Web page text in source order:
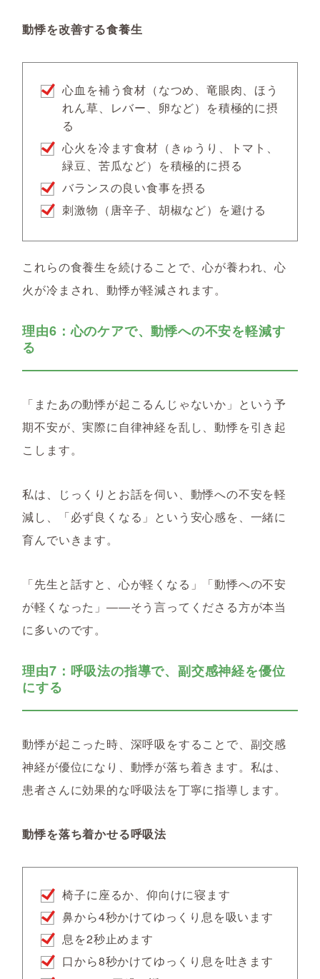
動悸を改善する食養生
心血を補う食材（なつめ、竜眼肉、ほう
れん草、レバー、卵など）を積極的に摂
る
心火を冷ます食材（きゅうり、トマト、
緑豆、苦瓜など）を積極的に摂る
バランスの良い食事を摂る
刺激物（唐辛子、胡椒など）を避ける
これらの食養生を続けることで、心が養われ、心
火が冷まされ、動悸が軽減されます。
理由6：心のケアで、動悸への不安を軽減す
る
「またあの動悸が起こるんじゃないか」という予
期不安が、実際に自律神経を乱し、動悸を引き起
こします。
私は、じっくりとお話を伺い、動悸への不安を軽
減し、「必ず良くなる」という安心感を、一緒に
育んでいきます。
「先生と話すと、心が軽くなる」「動悸への不安
が軽くなった」――そう言ってくださる方が本当
に多いのです。
理由7：呼吸法の指導で、副交感神経を優位
にする
動悸が起こった時、深呼吸をすることで、副交感
神経が優位になり、動悸が落ち着きます。私は、
患者さんに効果的な呼吸法を丁寧に指導します。
動悸を落ち着かせる呼吸法
椅子に座るか、仰向けに寝ます
鼻から4秒かけてゆっくり息を吸います
息を2秒止めます
口から8秒かけてゆっくり息を吐きます